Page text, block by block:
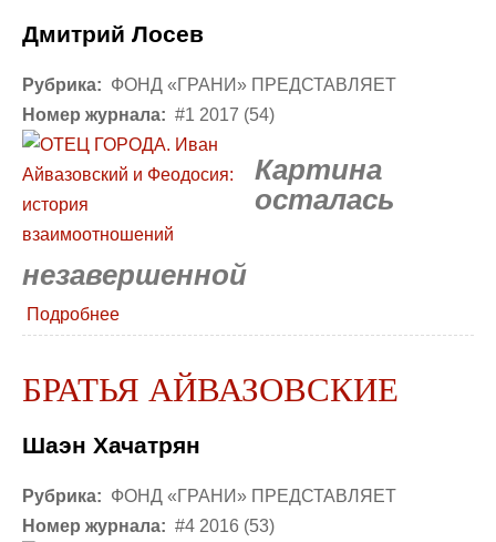
Дмитрий Лосев
Рубрика: ФОНД «ГРАНИ» ПРЕДСТАВЛЯЕТ
Номер журнала: #1 2017 (54)
Картина
осталась
незавершенной
Подробнее
БРАТЬЯ АЙВАЗОВСКИЕ
Шаэн Хачатрян
Рубрика: ФОНД «ГРАНИ» ПРЕДСТАВЛЯЕТ
Номер журнала: #4 2016 (53)